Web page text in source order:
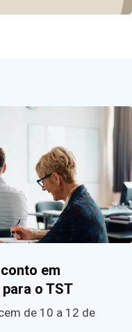
em
o TST
de 10 a 12 de